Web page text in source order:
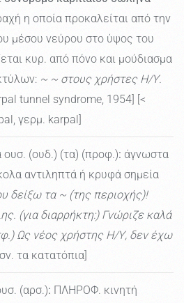
η οποία προκαλείται από την
μέσου νεύρου στο ύψος του
κυρ. από πόνο και μούδιασμα
~ ~ στους χρήστες Η/Υ.
tunnel syndrome, 1954] [<
γερμ. karpal]
ουσ. (ουδ.) (τα) (προφ.): άγνωστα
αντιληπτά ή κρυφά σημεία
δείξω τα ~ (της περιοχής)!
(για διαρρήκτη:) Γνώριζε καλά
Ως νέος χρήστης Η/Υ, δεν έχω
τα κατατόπια]
(αρσ.): ΠΛΗΡΟΦ. κινητή